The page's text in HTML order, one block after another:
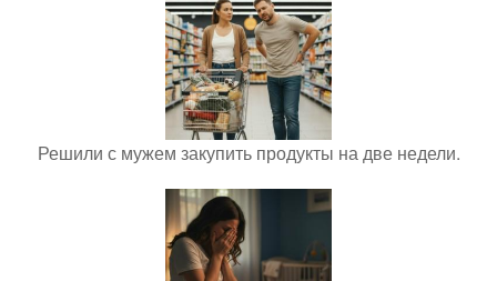
Решили с мужем закупить продукты на две недели.